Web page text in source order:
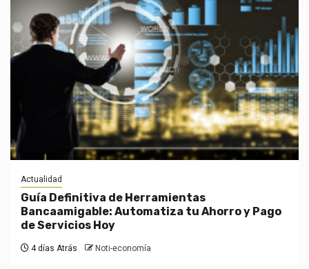
Actualidad
Guía Definitiva de Herramientas
Bancaamigable: Automatiza tu Ahorro y Pago
de Servicios Hoy
4 días Atrás Noti-economía